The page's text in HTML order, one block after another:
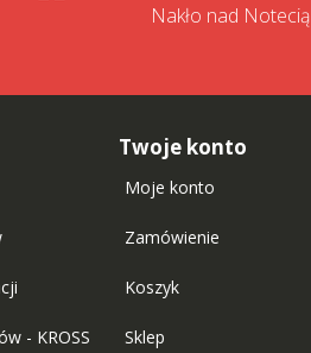
Nakło nad Notecią
- KROSS
Twoje konto
Moje konto
Zamówienie
Koszyk
Sklep